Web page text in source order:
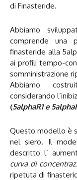
di Finasteride.
Abbiamo
comprende una
finasteride alla
ai profili tempo-
somministrazione
Abbiamo
considerando
(5alphaR1 e
Questo modello è
nel siero. Il
descritto l’
curva di
ripetuta di